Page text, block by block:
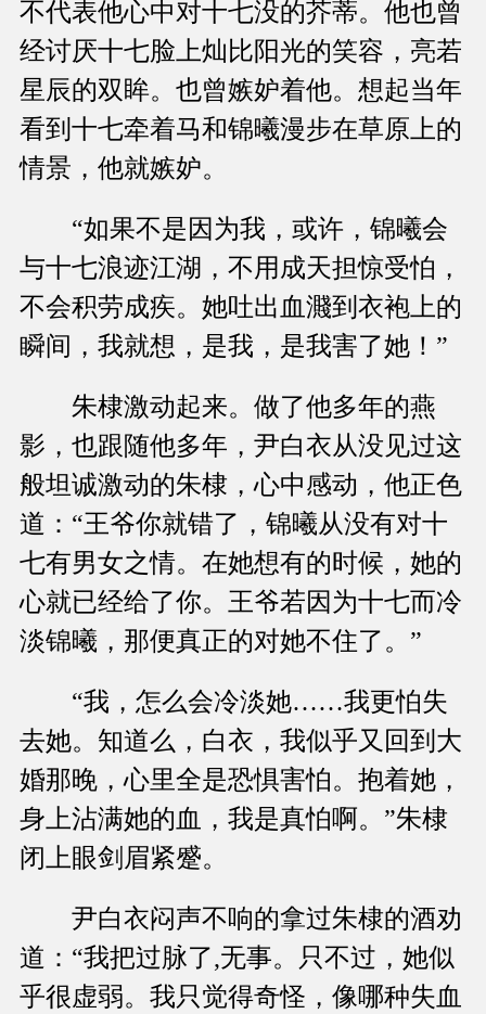
不代表他心中对十七没的芥蒂。他也曾
经讨厌十七脸上灿比阳光的笑容，亮若
星辰的双眸。也曾嫉妒着他。想起当年
看到十七牵着马和锦曦漫步在草原上的
情景，他就嫉妒。
“如果不是因为我，或许，锦曦会
与十七浪迹江湖，不用成天担惊受怕，
不会积劳成疾。她吐出血濺到衣袍上的
瞬间，我就想，是我，是我害了她！”
朱棣激动起来。做了他多年的燕
影，也跟随他多年，尹白衣从没见过这
般坦诚激动的朱棣，心中感动，他正色
道：“王爷你就错了，锦曦从没有对十
七有男女之情。在她想有的时候，她的
心就已经给了你。王爷若因为十七而冷
淡锦曦，那便真正的对她不住了。”
“我，怎么会冷淡她……我更怕失
去她。知道么，白衣，我似乎又回到大
婚那晚，心里全是恐惧害怕。抱着她，
身上沾满她的血，我是真怕啊。”朱棣
闭上眼剑眉紧蹙。
尹白衣闷声不响的拿过朱棣的酒劝
道：“我把过脉了,无事。只不过，她似
乎很虚弱。我只觉得奇怪，像哪种失血